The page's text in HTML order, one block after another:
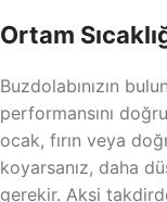
Ortam
Buzdolabınızın
performansını
ocak, fırın veya
koyarsanız, daha
gerekir. Aksi